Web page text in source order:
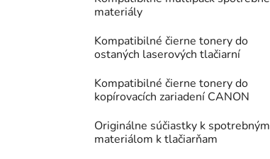
materiály
Kompatibilné čierne tonery do
ostaných laserových tlačiarní
Kompatibilné čierne tonery do
kopírovacích zariadení CANON
Originálne súčiastky k spotrebným
materiálom k tlačiarňam